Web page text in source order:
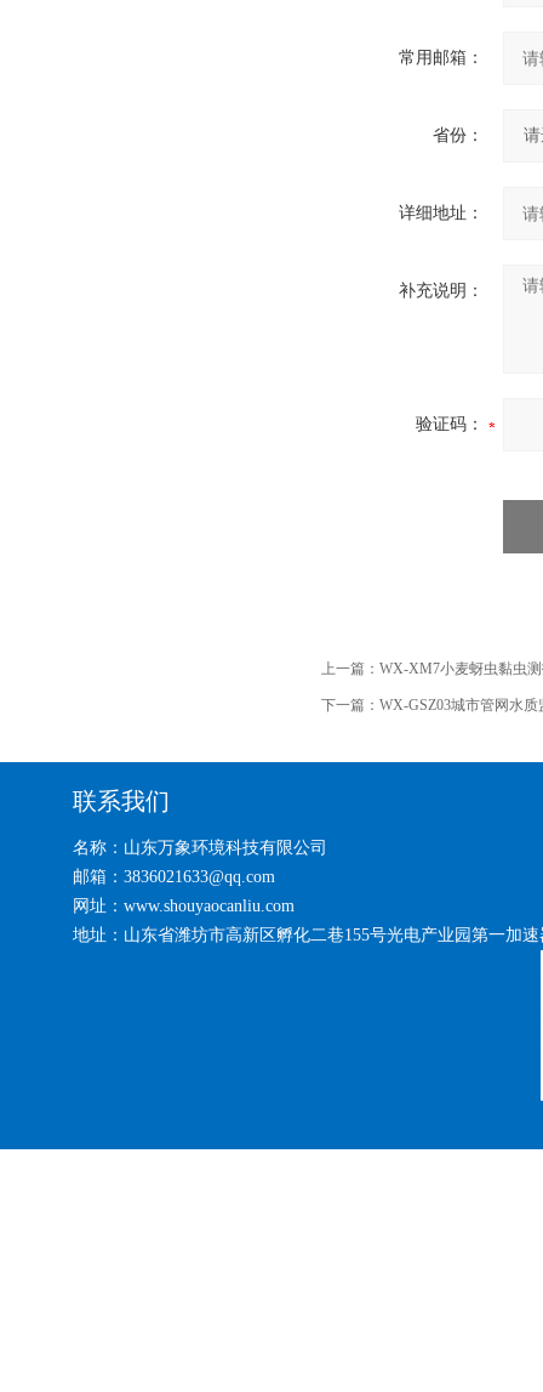
常用邮箱：
省份：
详细地址：
补充说明：
验证码：
上一篇： WX-XM7小麦蚜虫黏虫
下一篇： WX-GSZ03城市管网水质
联系我们
名称：山东万象环境科技有限公司
邮箱：3836021633@qq.com
网址：www.shouyaocanliu.com
地址：山东省潍坊市高新区孵化二巷155号光电产业园第一加